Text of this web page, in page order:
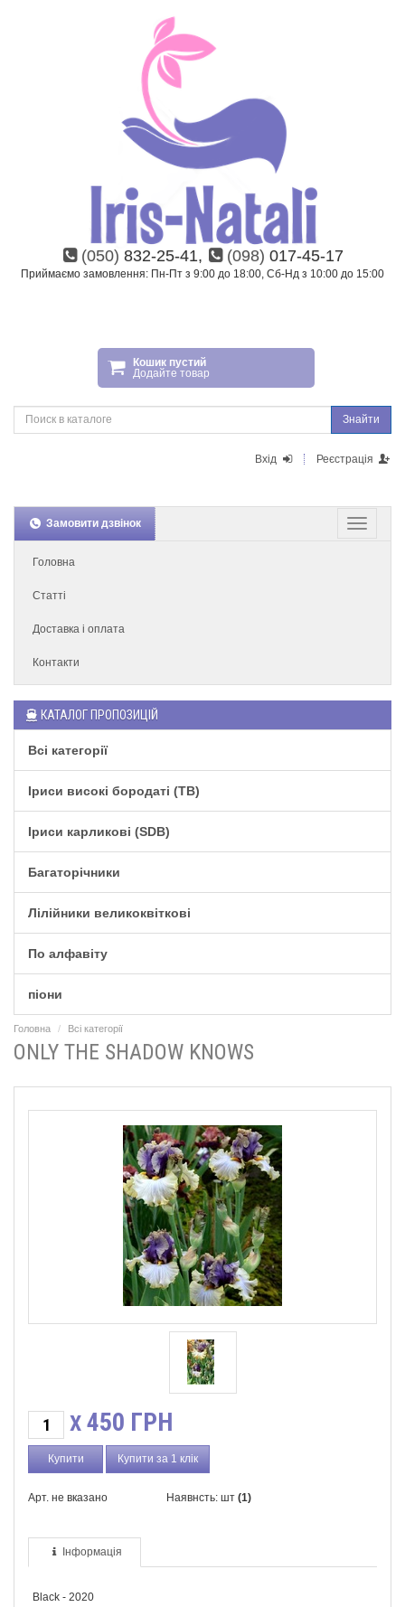
(050) 832-25-41, (098) 017-45-17
Приймаємо замовлення: Пн-Пт з 9:00 до 18:00, Сб-Нд з 10:00 до 15:00
Кошик пустий
Додайте товар
Знайти
Вхід Реєстрація
Замовити дзвінок
Головна
Статті
Доставка і оплата
Контакти
КАТАЛОГ ПРОПОЗИЦІЙ
Всі категорії
Іриси високі бородаті (TB)
Іриси карликові (SDB)
Багаторічники
Лілійники великоквіткові
По алфавіту
піони
Головна Всі категорії
ONLY THE SHADOW KNOWS
X 450 ГРН
Купити за 1 клік
Арт. не вказано Наявнсть: шт (1)
Інформація
Black - 2020